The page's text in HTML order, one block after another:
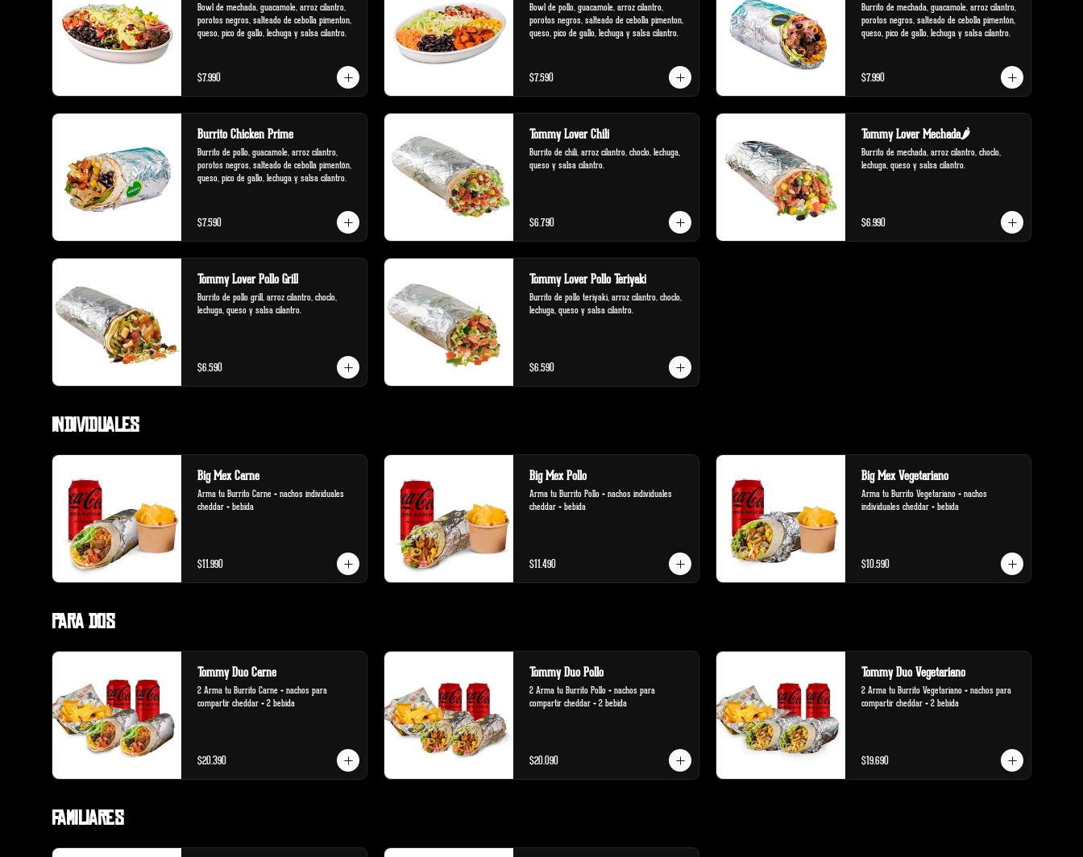
Bowl de mechada, guacamole, arroz cilantro,
porotos negros, salteado de cebolla pimenton,
queso, pico de gallo, lechuga y salsa cilantro.
$7.990
Bowl de pollo, guacamole, arroz cilantro,
porotos negros, salteado de cebolla pimenton,
queso, pico de gallo, lechuga y salsa cilantro.
$7.590
Burrito de mechada, guacamole, arroz cilantro,
porotos negros, salteado de cebolla pimentón,
queso, pico de gallo, lechuga y salsa cilantro.
$7.990
Burrito Chicken Prime
Burrito de pollo, guacamole, arroz cilantro,
porotos negros, salteado de cebolla pimentón,
queso, pico de gallo, lechuga y salsa cilantro.
$7.590
Tommy Lover Chili
Burrito de chili, arroz cilantro, choclo, lechuga,
queso y salsa cilantro.
$6.790
Tommy Lover Mechada🌶️
Burrito de mechada, arroz cilantro, choclo,
lechuga, queso y salsa cilantro.
$6.990
Tommy Lover Pollo Grill
Burrito de pollo grill, arroz cilantro, choclo,
lechuga, queso y salsa cilantro.
$6.590
Tommy Lover Pollo Teriyaki
Burrito de pollo teriyaki, arroz cilantro, choclo,
lechuga, queso y salsa cilantro.
$6.590
Individuales
Big Mex Carne
Arma tu Burrito Carne + nachos individuales
cheddar + bebida
$11.990
Big Mex Pollo
Arma tu Burrito Pollo + nachos individuales
cheddar + bebida
$11.490
Big Mex Vegetariano
Arma tu Burrito Vegetariano + nachos
individuales cheddar + bebida
$10.590
Para Dos
Tommy Duo Carne
2 Arma tu Burrito Carne + nachos para
compartir cheddar + 2 bebida
$20.390
Tommy Duo Pollo
2 Arma tu Burrito Pollo + nachos para
compartir cheddar + 2 bebida
$20.090
Tommy Duo Vegetariano
2 Arma tu Burrito Vegetariano + nachos para
compartir cheddar + 2 bebida
$19.690
Familiares